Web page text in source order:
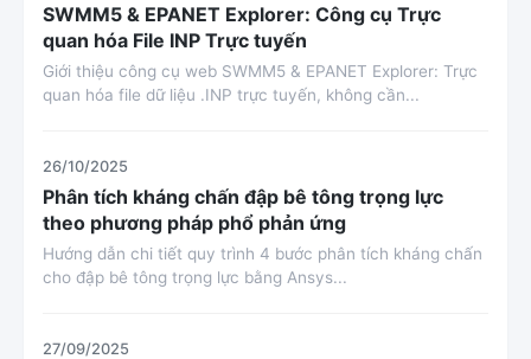
SWMM5 & EPANET Explorer: Công cụ Trực
quan hóa File INP Trực tuyến
Giới thiệu công cụ web SWMM5 & EPANET Explorer: Trực
quan hóa file dữ liệu .INP trực tuyến, không cần...
26/10/2025
Phân tích kháng chấn đập bê tông trọng lực
theo phương pháp phổ phản ứng
Hướng dẫn chi tiết quy trình 4 bước phân tích kháng chấn
cho đập bê tông trọng lực bằng Ansys...
27/09/2025